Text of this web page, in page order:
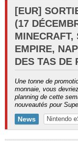
[EUR]
(17
MINECRAFT,
EMPIRE,
DES TAS DE
Une tonne de
monnaie, vous
planning de cette
nouveautés pour
News Nintendo